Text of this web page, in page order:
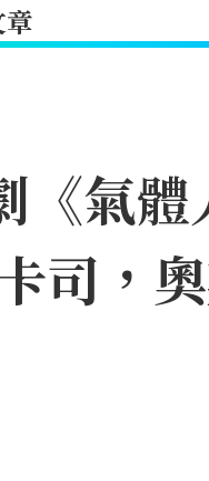
氣體
司，